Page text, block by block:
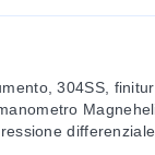
304SS,